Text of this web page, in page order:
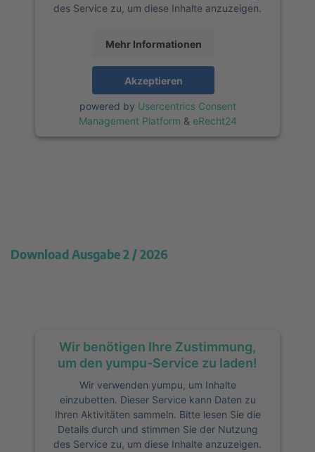
des Service zu, um diese Inhalte anzuzeigen.
Mehr Informationen
Akzeptieren
powered by Usercentrics Consent
Management Platform & eRecht24
Download Ausgabe 2 / 2026
Wir benötigen Ihre Zustimmung,
um den yumpu-Service zu laden!
Wir verwenden yumpu, um Inhalte
einzubetten. Dieser Service kann Daten zu
Ihren Aktivitäten sammeln. Bitte lesen Sie die
Details durch und stimmen Sie der Nutzung
des Service zu, um diese Inhalte anzuzeigen.